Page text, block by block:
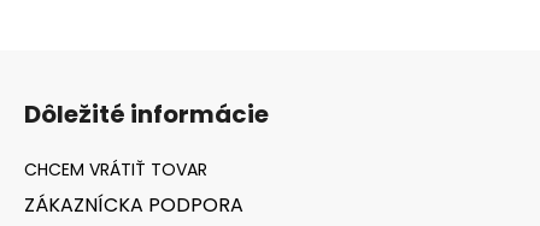
Dôležité informácie
ZÁKAZNÍCKA PODPORA